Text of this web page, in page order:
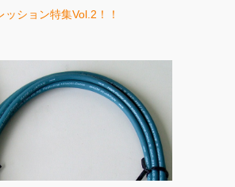
ッション特集Vol.2！！